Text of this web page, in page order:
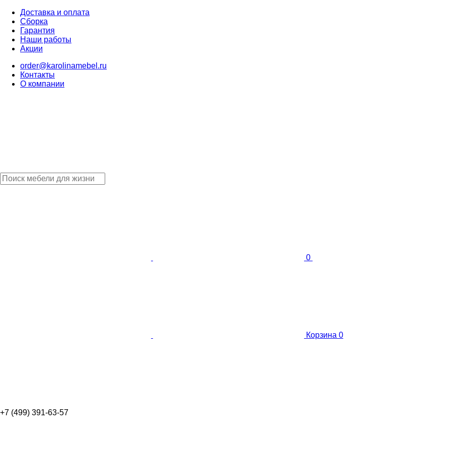
Доставка и оплата
Сборка
Гарантия
Наши работы
Акции
order@karolinamebel.ru
Контакты
О компании
0
Корзина 0
+7 (499) 391-63-57